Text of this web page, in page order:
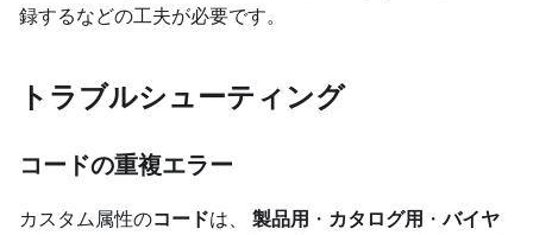
録するなどの工夫が必要です。
トラブルシューティング
コードの重複エラー
カスタム属性のコードは、 製品用 ・ カタログ用 ・バイヤ